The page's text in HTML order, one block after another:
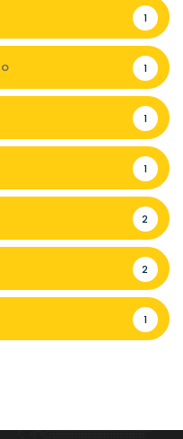
1
1
1
1
2
2
1